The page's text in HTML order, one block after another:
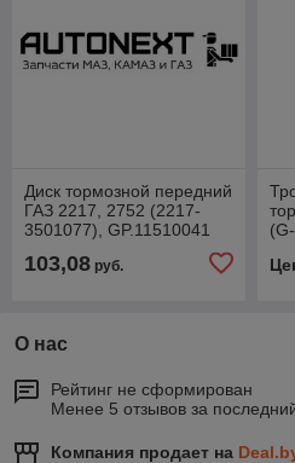
Диск тормозной передний
ГАЗ 2217, 2752 (2217-
3501077), GP.11510041
103,08 руб.
О нас
Рейтинг не сформирован
Менее 5 отзывов за
Компания продает на